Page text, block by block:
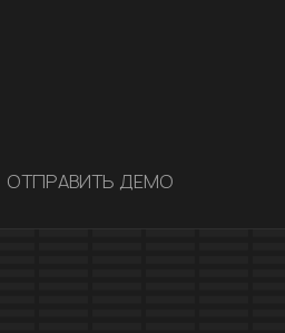
ОТПРАВИТЬ ДЕМО